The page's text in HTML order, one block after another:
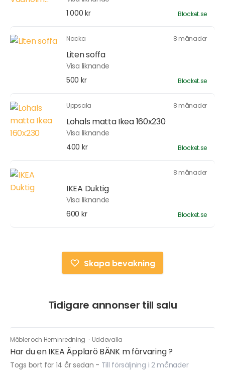
1 000 kr
Blocket.se
Nacka 8 månader
Liten soffa
Visa liknande
500 kr
Blocket.se
Uppsala 8 månader
Lohals matta Ikea 160x230
Visa liknande
400 kr
Blocket.se
8 månader
IKEA Duktig
Visa liknande
600 kr
Blocket.se
Skapa bevakning
Tidigare annonser till salu
Möbler och Heminredning · Uddevalla
Har du en IKEA Äpplarö BÄNK m förvaring ?
Togs bort för 14 år sedan - Till försäljning i 2 månader